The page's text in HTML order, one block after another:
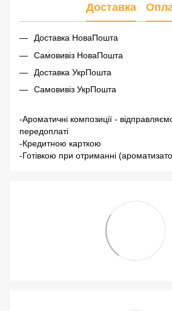
Доставка
Доставка НоваПошта
Самовивіз НоваПошта
Доставка УкрПошта
Самовивіз УкрПошта
-Ароматичні композиції -
передоплаті
-Кредитною карткою
-Готівкою при отриманні